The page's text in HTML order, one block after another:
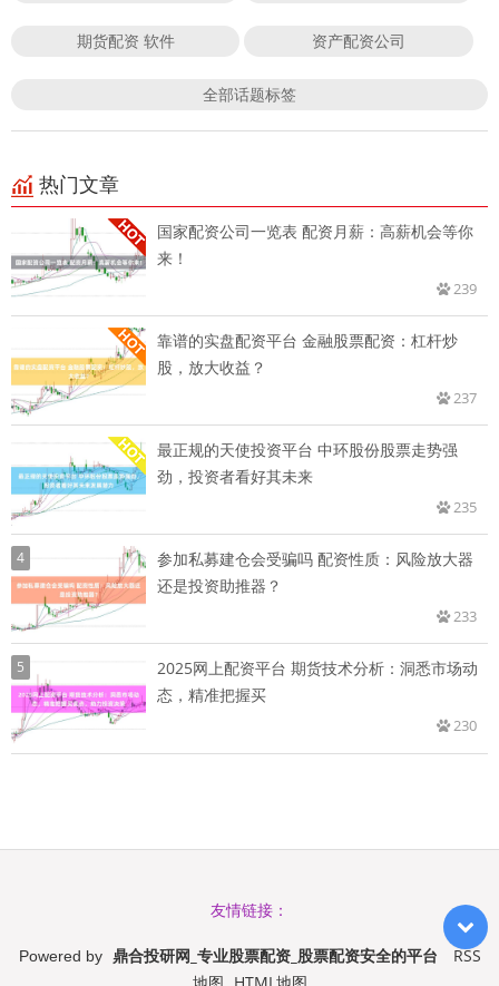
期货配资 软件 资产配资公司
全部话题标签
热门文章
国家配资公司一览表 配资月薪：高薪机会等你
来！
239
靠谱的实盘配资平台 金融股票配资：杠杆炒
股，放大收益？
237
最正规的天使投资平台 中环股份股票走势强
劲，投资者看好其未来
235
4
参加私募建仓会受骗吗 配资性质：风险放大器
还是投资助推器？
233
5
2025网上配资平台 期货技术分析：洞悉市场动
态，精准把握买
230
友情链接：
Powered by 鼎合投研网_专业股票配资_股票配资安全的平台
RSS
地图 HTML地图